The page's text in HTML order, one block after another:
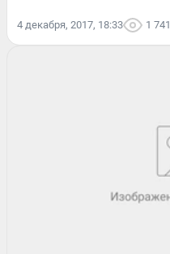
4 декабря, 2017, 18:33 1 741